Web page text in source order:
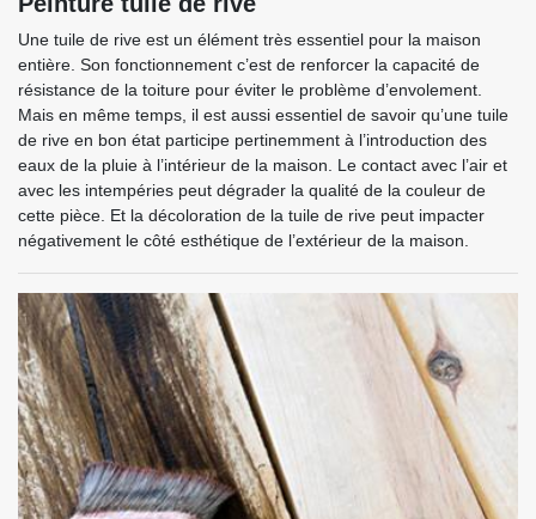
Une tuile de rive est un élément très essentiel pour la maison
entière. Son fonctionnement c’est de renforcer la capacité de
résistance de la toiture pour éviter le problème d’envolement.
Mais en même temps, il est aussi essentiel de savoir qu’une tuile
de rive en bon état participe pertinemment à l’introduction des
eaux de la pluie à l’intérieur de la maison. Le contact avec l’air et
avec les intempéries peut dégrader la qualité de la couleur de
cette pièce. Et la décoloration de la tuile de rive peut impacter
négativement le côté esthétique de l’extérieur de la maison.